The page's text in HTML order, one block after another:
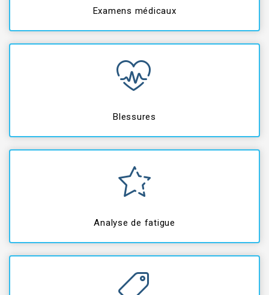
Examens médicaux
Blessures
Analyse de fatigue